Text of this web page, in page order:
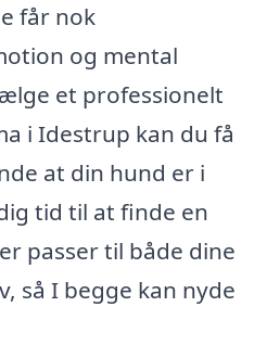
får nok
og mental
et professionelt
i Idestrup kan du få
at din hund er i
tid til at finde en
passer til både dine
så I begge kan nyde